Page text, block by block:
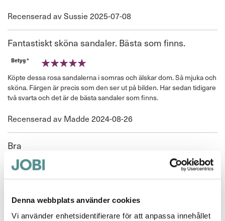
Denna webbplats använder cookies
Vi använder enhetsidentifierare för att anpassa innehållet
Recenserad avSussie Publicerat
den
2025-07-08
Fantastiskt sköna sandaler. Bästa som finns.
Betyg *
Köpte dessa rosa sandalerna i somras och älskar dom. Så mjuka och
sköna. Färgen är precis som den ser ut på bilden. Har sedan tidigare
två svarta och det är de bästa sandaler som finns.
Recenserad av Madde Publicerat
den
2024-08-26
Bra
Betyg *
100%
Mycket bra
Recenserad avA MPublicerat
den
2024-05-13